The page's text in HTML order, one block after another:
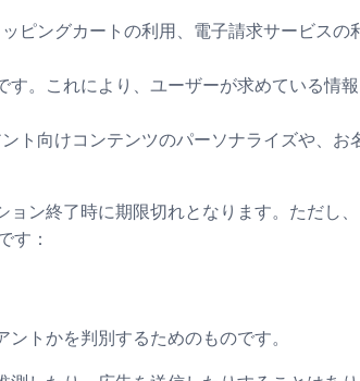
ピングカートの利用、電子請求サービスの
。これにより、ユーザーが求めている情
ト向けコンテンツのパーソナライズや、お
ン終了時に期限切れとなります。ただし
す：
トかを判別するためのものです。